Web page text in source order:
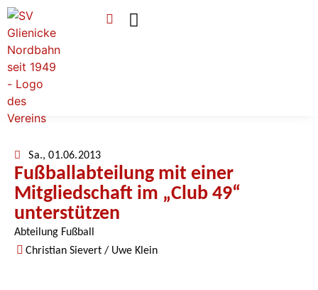
Sa., 01.06.2013
Fußballabteilung mit einer
Mitgliedschaft im „Club 49“
unterstützen
Abteilung Fußball
Christian Sievert / Uwe Klein